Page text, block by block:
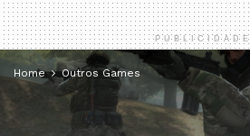
PUBLICIDADE
Home Outros Games